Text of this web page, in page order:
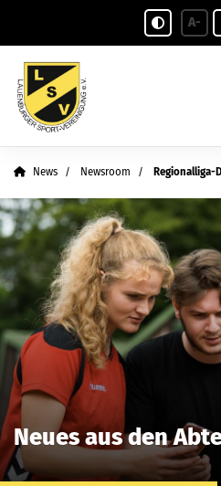
A-
News Newsroom Regionalliga-
Neues aus den